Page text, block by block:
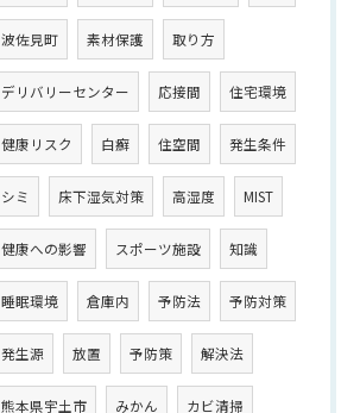
波佐見町 素材保護 取り方
デリバリーセンター 応接間 住宅環境
健康リスク 白癬 住空間 発生条件
シミ 床下湿気対策 高湿度 MIST
健康への影響 スポーツ施設 知識
睡眠環境 倉庫内 予防法 予防対策
発生源 放置 予防策 解決法
熊本県宇土市 みかん カビ清掃